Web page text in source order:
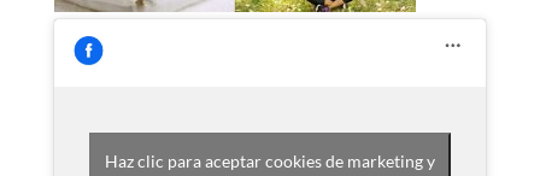
Haz clic para aceptar cookies de marketing y